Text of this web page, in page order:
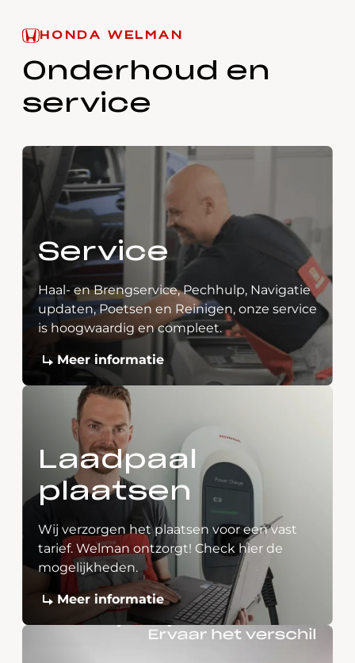
HONDA WELMAN
Onderhoud en
service
Service
Haal- en Brengservice, Pechhulp, Navigatie
updaten, Poetsen en Reinigen, onze service
is hoogwaardig en compleet.
Meer informatie
Laadpaal
plaatsen
Wij verzorgen het plaatsen voor een vast
tarief. Welman ontzorgt! Check hier de
mogelijkheden.
Meer informatie